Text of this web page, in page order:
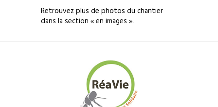
Retrouvez plus de photos du chantier
dans la section « en images ».